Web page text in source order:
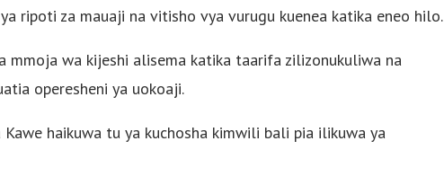
ripoti za mauaji na vitisho vya vurugu kuenea katika eneo hilo.
mmoja wa kijeshi alisema katika taarifa zilizonukuliwa na
operesheni ya uokoaji.
haikuwa tu ya kuchosha kimwili bali pia ilikuwa ya